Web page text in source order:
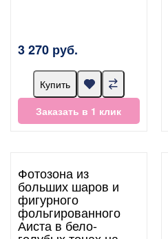
3 270 руб.
Купить
Заказать в 1 клик
Фотозона из
больших шаров и
фигурного
фольгированного
Аиста в бело-